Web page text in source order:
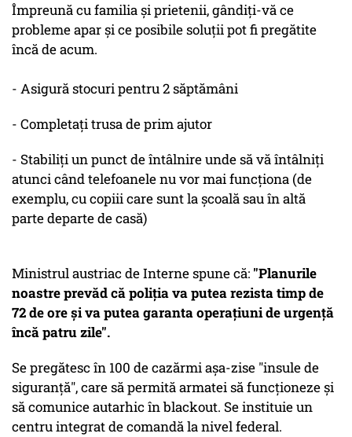
Împreună cu familia și prietenii, gândiți-vă ce
probleme apar și ce posibile soluții pot fi pregătite
încă de acum.
- Asigură stocuri pentru 2 săptămâni
- Completați trusa de prim ajutor
- Stabiliți un punct de întâlnire unde să vă întâlniți
atunci când telefoanele nu vor mai funcționa (de
exemplu, cu copiii care sunt la școală sau în altă
parte departe de casă)
Ministrul austriac de Interne spune că: "Planurile
noastre prevăd că poliția va putea rezista timp de
72 de ore și va putea garanta operațiuni de urgență
încă patru zile".
Se pregătesc în 100 de cazărmi așa-zise "insule de
siguranță", care să permită armatei să funcționeze și
să comunice autarhic în blackout. Se instituie un
centru integrat de comandă la nivel federal.